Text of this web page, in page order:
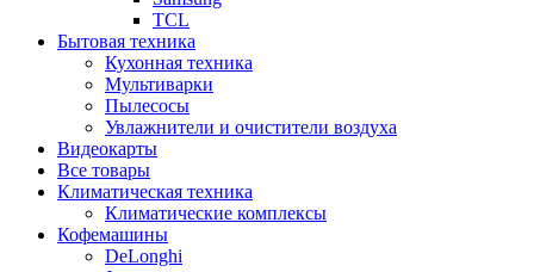
TCL
Бытовая техника
Кухонная техника
Мультиварки
Пылесосы
Увлажнители и очистители воздуха
Видеокарты
Все товары
Климатическая техника
Климатические комплексы
Кофемашины
DeLonghi